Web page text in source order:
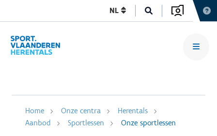
NL
Home Onze centra
Herentals
Aanbod
Sportlessen Onze sportlessen